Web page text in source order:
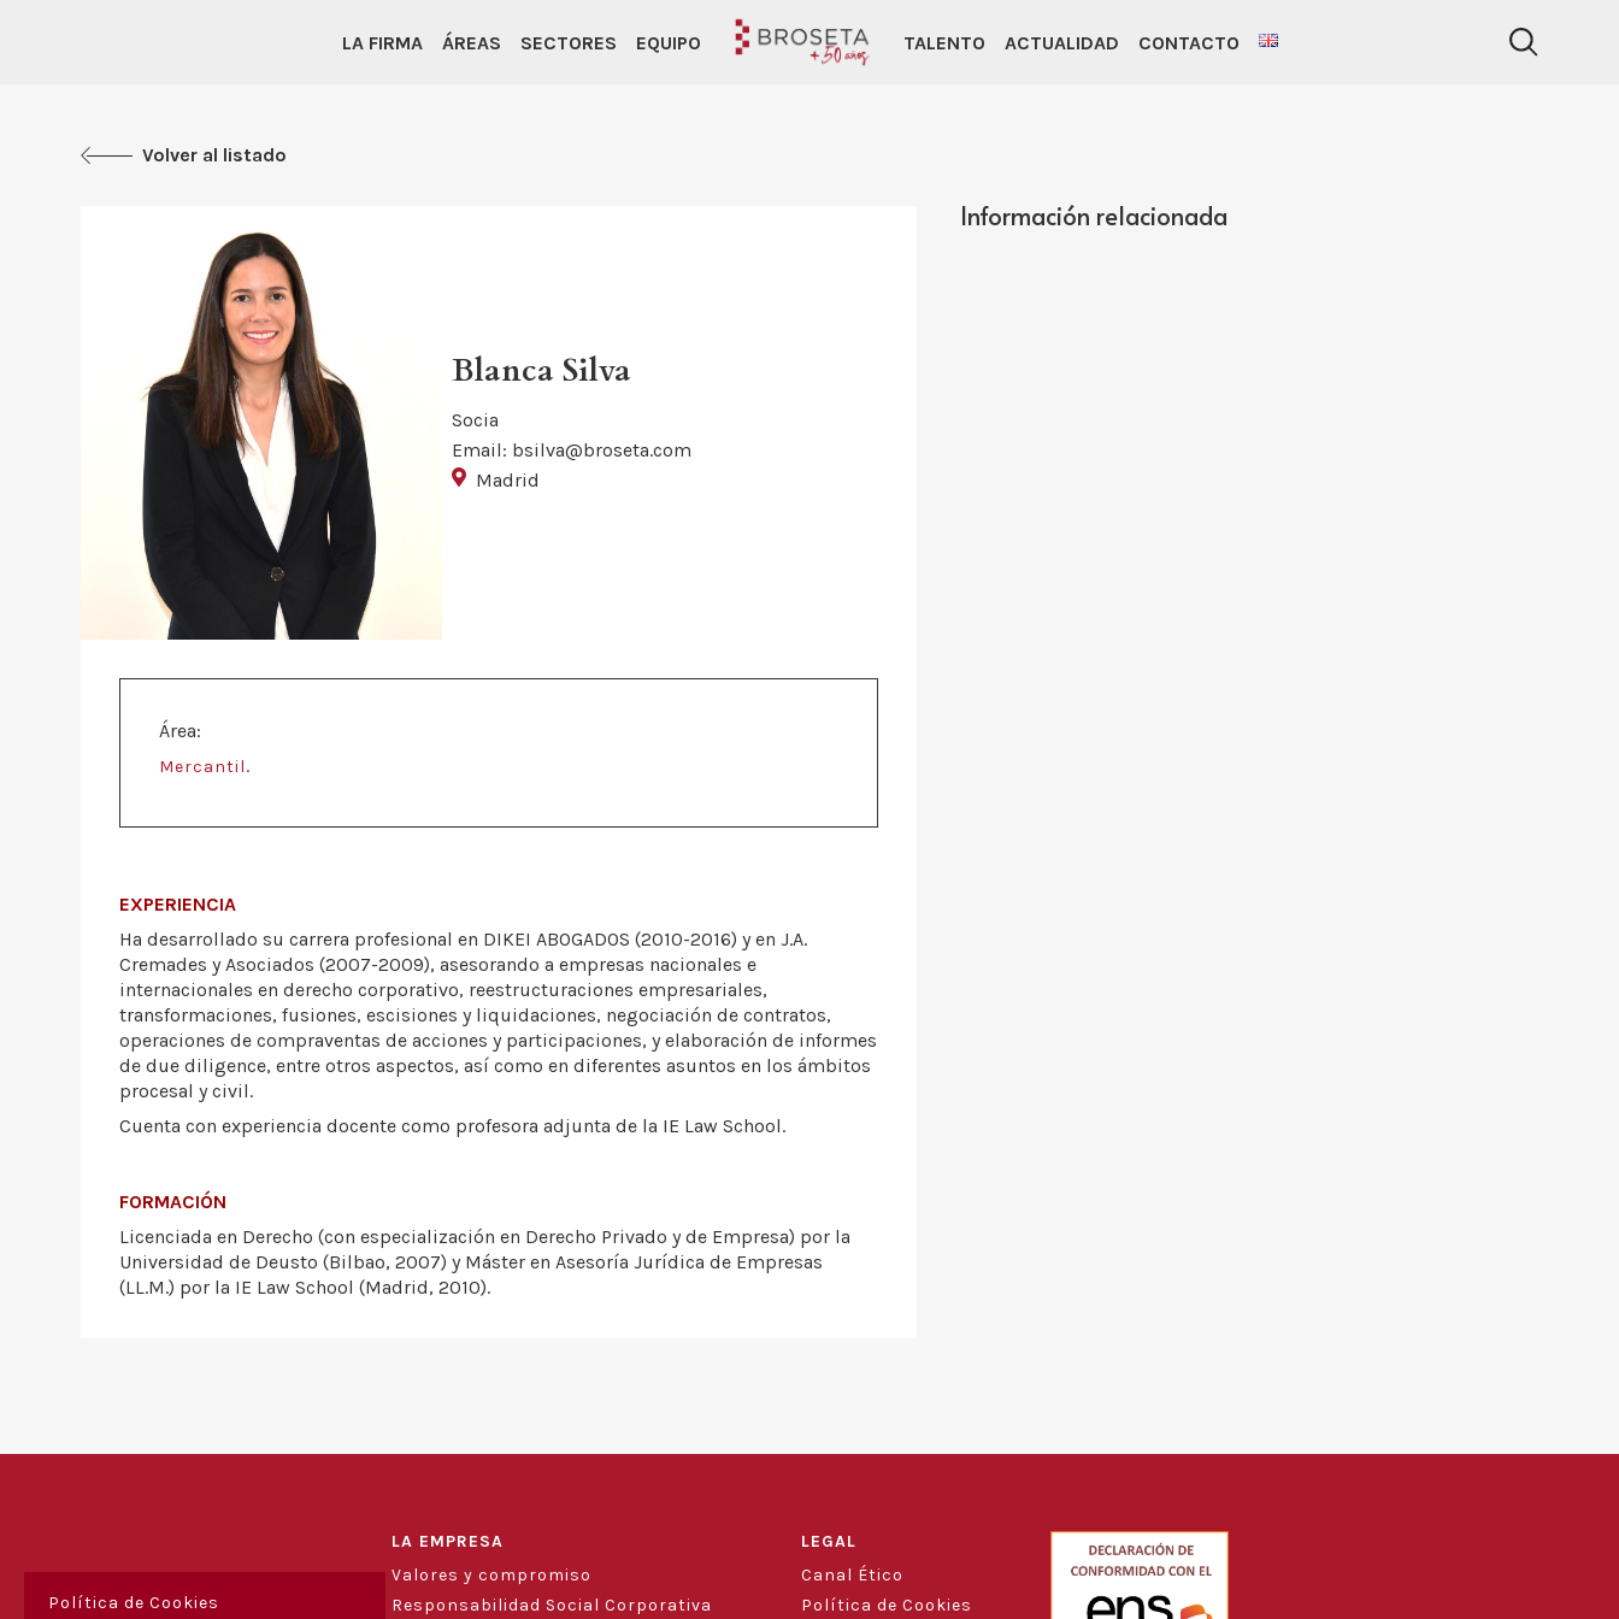
LA FIRMA ÁREAS SECTORES EQUIPO TALENTO ACTUALIDAD CONTACTO
Volver al listado
Blanca Silva
Socia
Email: bsilva@broseta.com
Madrid
Área:
Mercantil.
EXPERIENCIA
Ha desarrollado su carrera profesional en DIKEI ABOGADOS (2010-2016) y en J.A.
Cremades y Asociados (2007-2009), asesorando a empresas nacionales e
internacionales en derecho corporativo, reestructuraciones empresariales,
transformaciones, fusiones, escisiones y liquidaciones, negociación de contratos,
operaciones de compraventas de acciones y participaciones, y elaboración de informes
de due diligence, entre otros aspectos, así como en diferentes asuntos en los ámbitos
procesal y civil.
Cuenta con experiencia docente como profesora adjunta de la IE Law School.
FORMACIÓN
Licenciada en Derecho (con especialización en Derecho Privado y de Empresa) por la
Universidad de Deusto (Bilbao, 2007) y Máster en Asesoría Jurídica de Empresas
(LL.M.) por la IE Law School (Madrid, 2010).
Información relacionada
LA EMPRESA
Valores y compromiso
Responsabilidad Social Corporativa
LEGAL
Canal Ético
Política de Cookies
Política de Cookies